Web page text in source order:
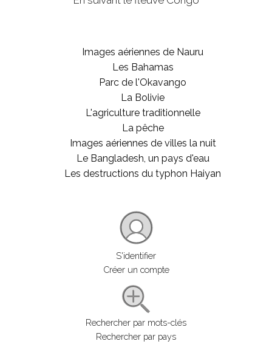
Images aériennes de Nauru
Les Bahamas
Parc de l'Okavango
La Bolivie
L'agriculture traditionnelle
La pêche
Images aériennes de villes la nuit
Le Bangladesh, un pays d'eau
Les destructions du typhon Haiyan
S'identifier
Créer un compte
Rechercher par mots-clés
Rechercher par pays